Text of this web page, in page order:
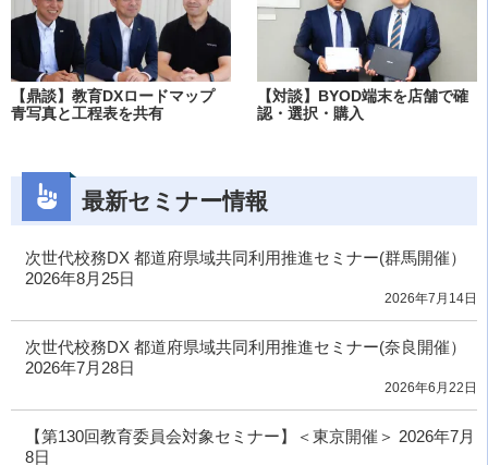
【鼎談】教育DXロードマップ
青写真と工程表を共有
【対談】BYOD端末を店舗で確
認・選択・購入
最新セミナー情報
次世代校務DX 都道府県域共同利用推進セミナー(群馬開催）
2026年8月25日
2026年7月14日
次世代校務DX 都道府県域共同利用推進セミナー(奈良開催）
2026年7月28日
2026年6月22日
【第130回教育委員会対象セミナー】＜東京開催＞ 2026年7月
8日